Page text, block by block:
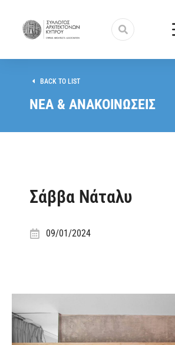
BACK TO LIST
ΝΕΑ & ΑΝΑΚΟΙΝΩΣΕΙΣ
Σάββα Νάταλυ
09/01/2024